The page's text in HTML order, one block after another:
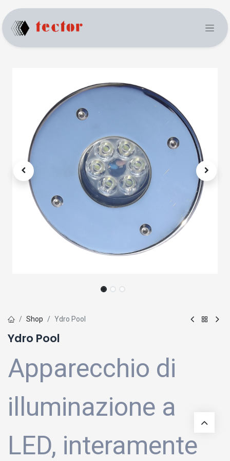
Shop Ydro Pool
Ydro Pool
Apparecchio di
illuminazione a
LED, interamente